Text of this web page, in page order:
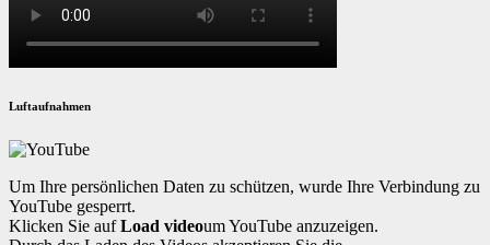
Luftaufnahmen
Um Ihre persönlichen Daten zu schützen, wurde Ihre Verbindung zu
YouTube gesperrt.
Klicken Sie aufLoad videoum YouTube anzuzeigen.